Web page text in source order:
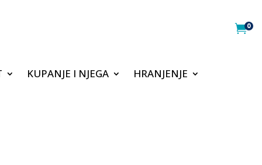
0
KUPANJE I NJEGA
HRANJENJE